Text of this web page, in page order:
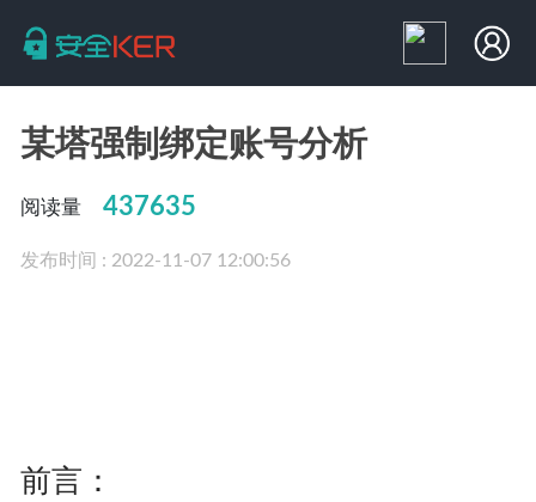
某塔强制绑定账号分析
阅读量 437635
发布时间 : 2022-11-07 12:00:56
前言：